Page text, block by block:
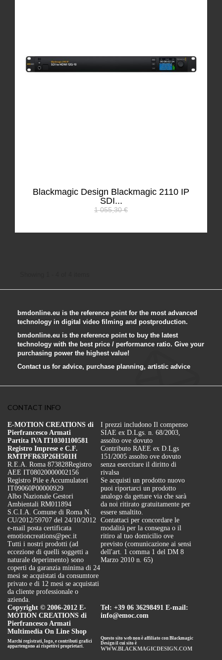
Blackmagic Design Blackmagic 2110 IP
SDI...
1 055,30 €
bmdonline.eu is the reference point for the most advanced
technology in digital video filming and postproduction.
bmdonline.eu is the reference point to buy the latest
technology with the best price / performance ratio. Give your
purchasing power the highest value!
Contact us for advice, purchase planning, artistic advice
CONTACT INFO
E-MOTION CREATIONS di
Pierfrancesco Armati
Partita IVA IT10301100581
Registro Imprese e C.F.
RMTPFR63P26H501H
R.E.A. Roma 873828Registro
AEE IT08020000002156
Registro Pile e Accumulatori
IT09060P00000929
Albo Nazionale Gestori
Ambientali RM011894
S.C.I.A. Comune di Roma N.
CU/2012/59707 del 24/10/2012
e-mail posta certificata
emotioncreations@pec.it
Tutti i nostri prodotti (ad
eccezione di quelli soggetti a
naturale deperimento) sono
coperti da garanzia minima di 24
mesi se acquistati da consumtore
privato e di 12 mesi se acquistati
da cliente professionale o
azienda.
I prezzi includono Il compenso
SIAE ex D.Lgs. n. 68/2003,
assolto ove dovuto
Contributo RAEE ex D.Lgs
151/2005 assolto ove dovuto
senza esercitare il diritto di
rivalsa
Se acquisti un prodotto nuovo
puoi riportarci un prodotto
analogo da gettare via che sarà
da noi ritirato gratuitamente per
essere smaltito.
Contattaci per concordare le
modalità per la consegna o il
ritiro al tuo domicilio ove
previsto (comunicazione ai sensi
dell'art. 1 comma 1 del DM 8
Marzo 2010 n. 65)
Copyright © 2006-2012 E-
MOTION CREATIONS di
Pierfrancesco Armati
Multimedia On Line Shop
Tel: +39 06 36298491 E-mail:
info@emoc.com
Marchi registrati, logo, e contributi grafici
appartengono ai rispettivi proprietari.
Questo sito web non è affiliato con Blackmagic
Design il cui sito è
WWW.BLACKMAGICDESIGN.COM